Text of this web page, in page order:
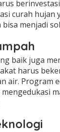
curah hujan
menjadi
baik juga
harus
air. Program